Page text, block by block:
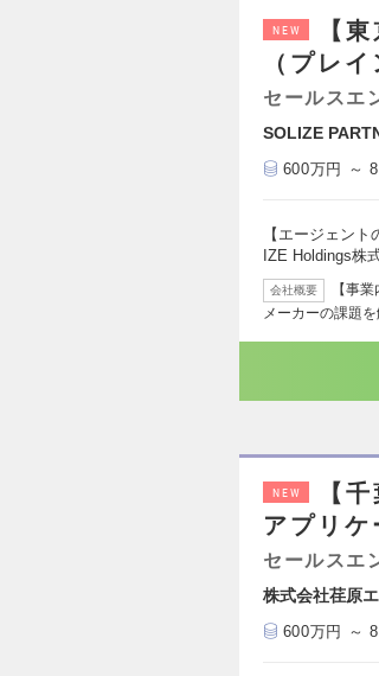
NEW
【
（プレ
セールスエ
SOLIZE
600万円 ～
【エージェン
IZE Holdings株
会社概要
【事
メーカーの課題
NEW
【
アプリ
セールスエ
株式会社荏原
600万円 ～